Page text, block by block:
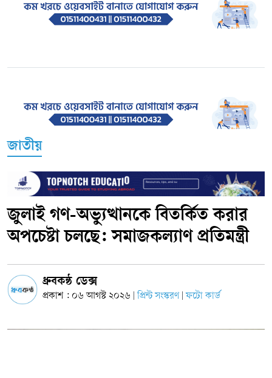
জাতীয়
জুলাই গণ-অভ্যুত্থানকে বিতর্কিত করার
অপচেষ্টা চলছে: সমাজকল্যাণ প্রতিমন্ত্রী
ধ্রুবকন্ঠ ডেক্স
প্রকাশ : ০৬ আগস্ট ২০২৬ প্রিন্ট সংস্করণ ফটো কার্ড